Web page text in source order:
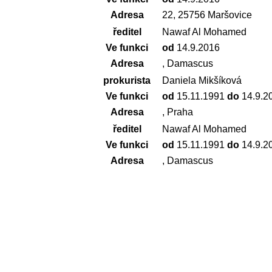
Adresa
22, 25756 Maršovice
ředitel
Nawaf Al Mohamed
Ve funkci
od 14.9.2016
Adresa
, Damascus
prokurista
Daniela Mikšíková
Ve funkci
od 15.11.1991 do
Adresa
, Praha
ředitel
Nawaf Al Mohamed
Ve funkci
od 15.11.1991 do
Adresa
, Damascus